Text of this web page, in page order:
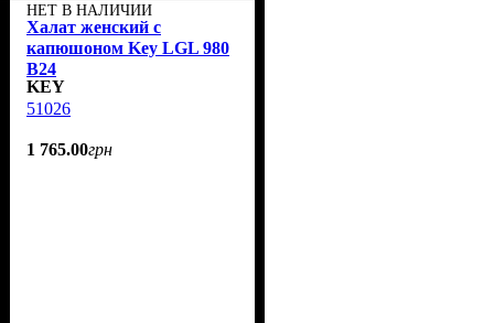
НЕТ В НАЛИЧИИ
Халат женский с
капюшоном Key LGL 980
B24
KEY
51026
1 765.00грн